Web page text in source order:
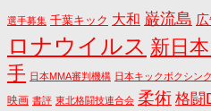
選手募集 千葉キック 大和 巌流島
ロナウイルス 新日
手 日本MMA審判機構 日本キックボクシン
映画 書評 東北格闘技連合会 柔術 格闘